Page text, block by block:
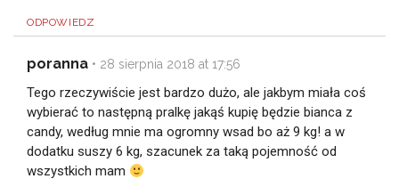
ODPOWIEDZ
poranna • 28 sierpnia 2018 at 17:56
Tego rzeczywiście jest bardzo dużo, ale jakbym miała coś
wybierać to następną pralkę jakąś kupię będzie bianca z
candy, według mnie ma ogromny wsad bo aż 9 kg! a w
dodatku suszy 6 kg, szacunek za taką pojemność od
wszystkich mam